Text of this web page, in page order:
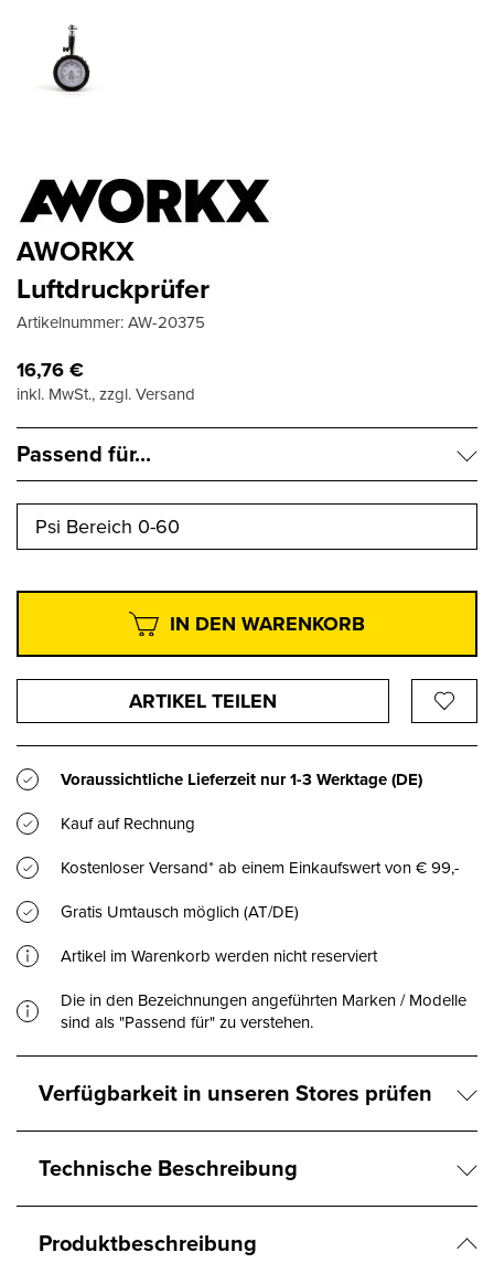
AWORKX
Luftdruckprüfer
Artikelnummer:AW-20375
16,76€
inkl. MwSt., zzgl. Versand
Passend für...
Psi Bereich 0-60
IN DEN WARENKORB
ARTIKEL TEILEN
Voraussichtliche Lieferzeit nur1-3 Werktage(DE)
Kauf auf Rechnung
Kostenloser Versand* ab einem Einkaufswert von € 99,-
Gratis Umtausch möglich (AT/DE)
Artikel im Warenkorb werden nicht reserviert
Die in den Bezeichnungen angeführten Marken / Modelle
sind als "Passend für" zu verstehen.
Verfügbarkeit in unseren Stores prüfen
Technische Beschreibung
Produktbeschreibung